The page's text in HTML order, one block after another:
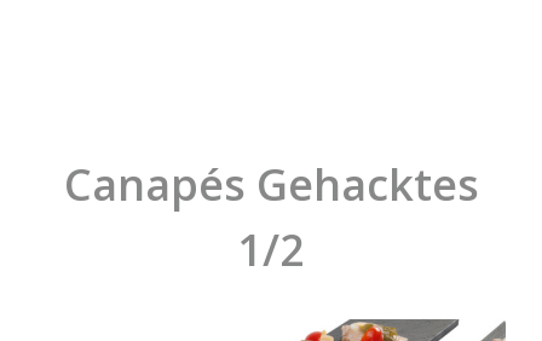
Canapés Gehacktes
1/2